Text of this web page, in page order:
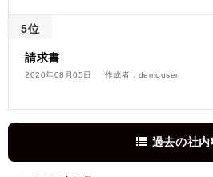
5位
請求書
2020年08月05日 作成者 : demouser
過去の社内